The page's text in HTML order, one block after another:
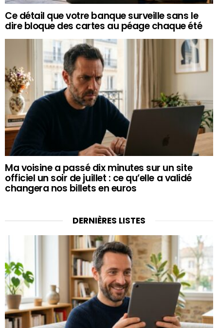
Ce détail que votre banque surveille sans le
dire bloque des cartes au péage chaque été
Ma voisine a passé dix minutes sur un site
officiel un soir de juillet : ce qu’elle a validé
changera nos billets en euros
DERNIÈRES LISTES